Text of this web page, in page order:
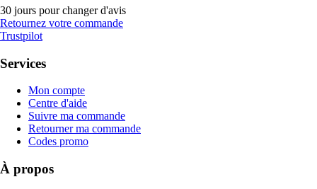
30 jours pour changer d'avis
Retournez votre commande
Trustpilot
Services
Mon compte
Centre d'aide
Suivre ma commande
Retourner ma commande
Codes promo
À propos